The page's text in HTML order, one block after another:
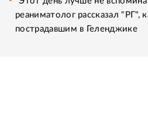
реаниматолог рассказал "РГ",
пострадавшим в Геленджике